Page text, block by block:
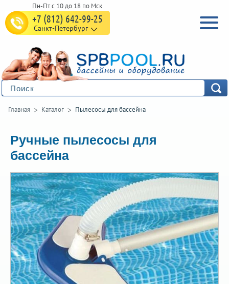
+7 (812) 642-99-25
Санкт-Петербург
Главная Каталог Пылесосы для бассейна
Ручные пылесосы для
бассейна